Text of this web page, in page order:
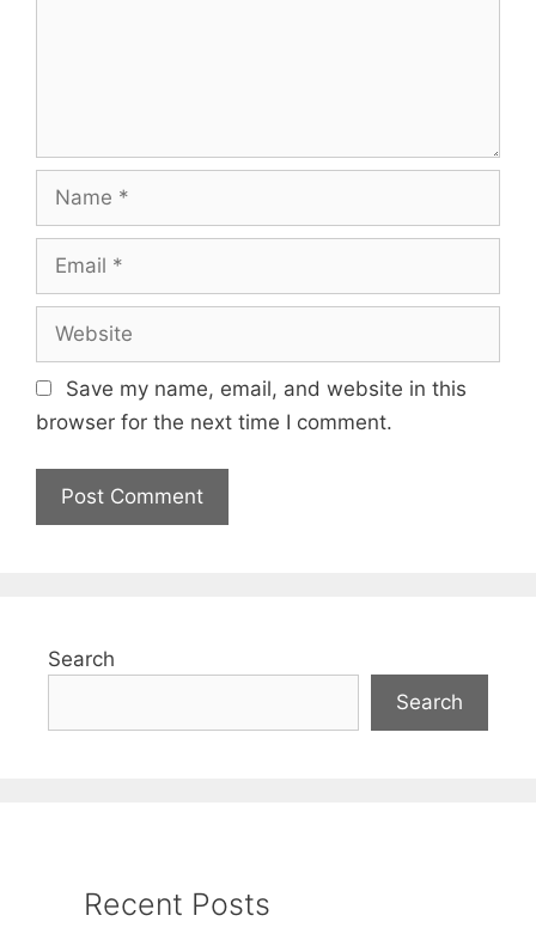
Name
Email
Website
Save my name, email, and website in this
browser for the next time I comment.
Search
Search
Recent Posts